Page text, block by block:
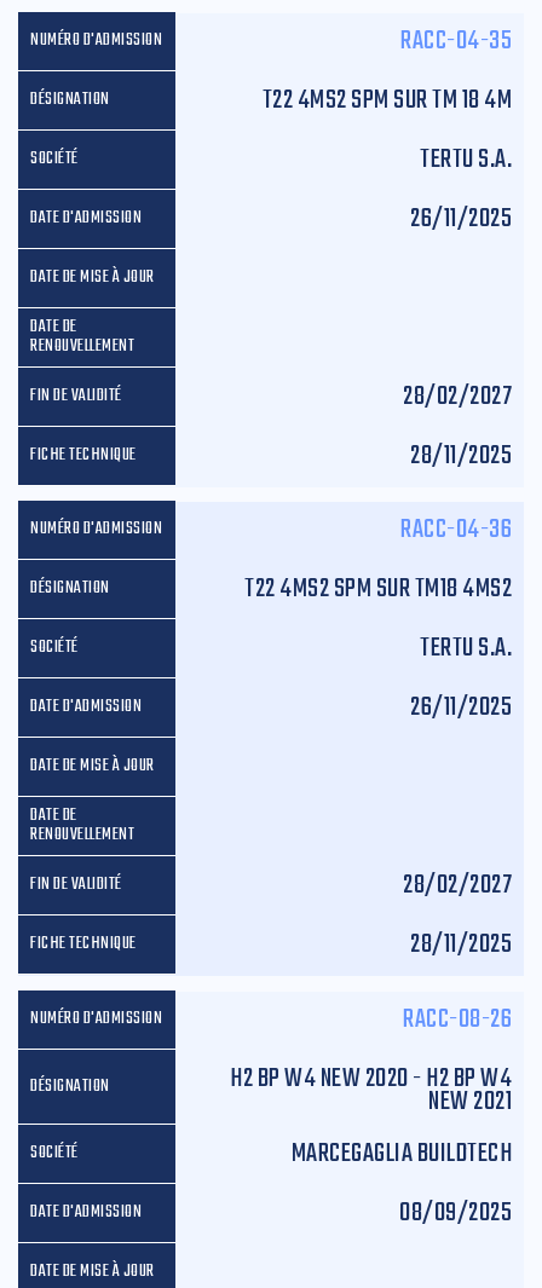
RACC-04-35
T22 4MS2 SPM SUR TM 18 4M
TERTU S.A.
26/11/2025
28/02/2027
28/11/2025
RACC-04-36
T22 4MS2 SPM SUR TM18 4MS2
TERTU S.A.
26/11/2025
28/02/2027
28/11/2025
RACC-08-26
H2 BP W4 NEW 2020 - H2 BP W4
NEW 2021
MARCEGAGLIA BUILDTECH
08/09/2025